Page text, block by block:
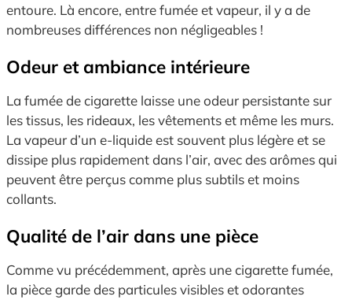
entoure. Là encore, entre fumée et vapeur, il y a de
nombreuses différences non négligeables !
Odeur et ambiance intérieure
La fumée de cigarette laisse une odeur persistante sur
les tissus, les rideaux, les vêtements et même les murs.
La vapeur d’un e-liquide est souvent plus légère et se
dissipe plus rapidement dans l’air, avec des arômes qui
peuvent être perçus comme plus subtils et moins
collants.
Qualité de l’air dans une pièce
Comme vu précédemment, après une cigarette fumée,
la pièce garde des particules visibles et odorantes